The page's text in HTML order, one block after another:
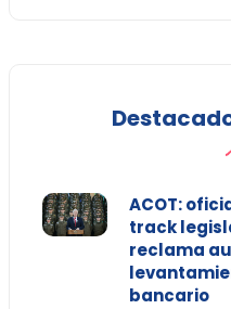
ACOT:
track
reclama
bancario